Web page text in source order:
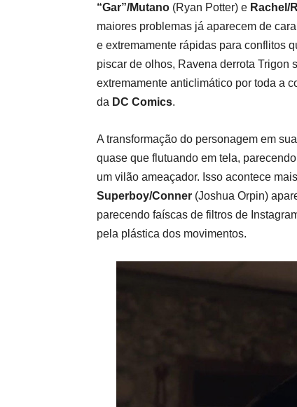
“Gar”/Mutano (Ryan Potter) e Rachel/
maiores problemas já aparecem de
e extremamente rápidas para conflitos
piscar de olhos, Ravena derrota Trigon
extremamente anticlimático por toda a
da DC Comics.
A transformação do personagem em
quase que flutuando em tela,
um vilão ameaçador. Isso acontece
Superboy/Conner (Joshua Orpin)
parecendo faíscas de filtros de
pela plástica dos movimentos.